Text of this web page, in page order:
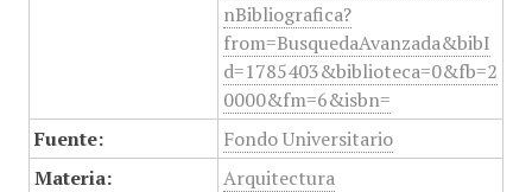
nBibliografica?
from=BusquedaAvanzada&bibI
d=1785403&biblioteca=0&fb=2
0000&fm=6&isbn=
Fuente:
Fondo Universitario
Materia:
Arquitectura